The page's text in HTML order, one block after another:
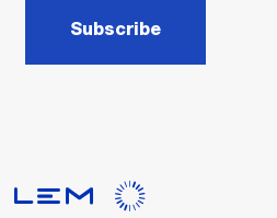
Subscribe